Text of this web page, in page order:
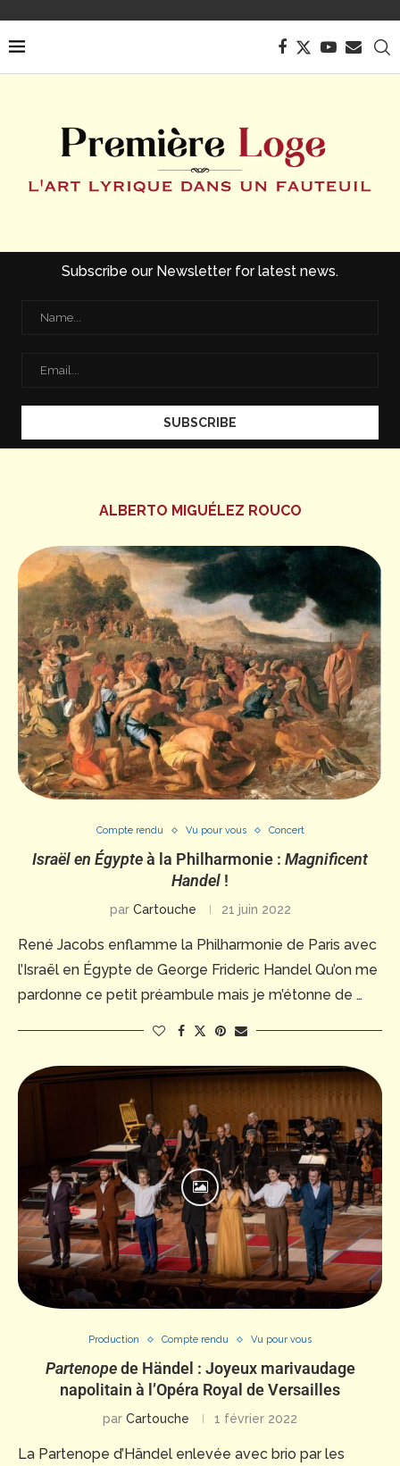
Subscribe our Newsletter for latest news.
ALBERTO MIGUÉLEZ ROUCO
Compte rendu Vu pour vous Concert
Israël en Égypteà la Philharmonie : Magnificent
Handel !
par Cartouche 21 juin 2022
René Jacobs enflamme la Philharmonie de Paris avec
l’Israël en Égypte de George Frideric Handel Qu’on me
pardonne ce petit préambule mais je m’étonne de …
Production Compte rendu Vu pour vous
Partenopede Händel : Joyeux marivaudage
napolitain à l’Opéra Royal de Versailles
par Cartouche 1 février 2022
La Partenope d’Händel enlevée avec brio par les